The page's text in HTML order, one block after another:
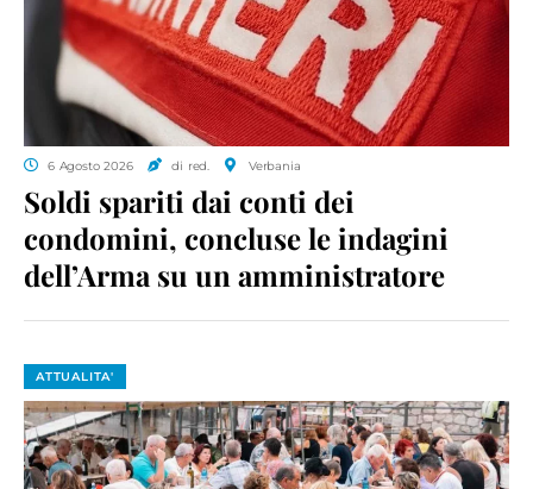
6 Agosto 2026 di red. Verbania
Soldi spariti dai conti dei
condomini, concluse le indagini
dell’Arma su un amministratore
ATTUALITA'